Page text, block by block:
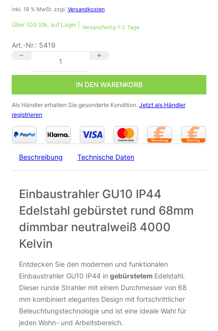
inkl. 19 % MwSt. zzgl.Versandkosten
Über 100 Stk. auf Lager | Versandfertig 1-2 Tage
Art.-Nr.: 5419
Einbaustrahler GU10 IP44 Edelstahl gebürstet rund 68mm
IN DEN WARENKORB
Als Händler erhalten Sie gesonderte Kondition. Jetzt als Händler
registrieren
Beschreibung Technische Daten
Einbaustrahler GU10 IP44
Edelstahl gebürstet rund 68mm
dimmbar neutralweiß 4000
Kelvin
Entdecken Sie den modernen und funktionalen
Einbaustrahler GU10 IP44 in gebürstetem Edelstahl.
Dieser runde Strahler mit einem Durchmesser von 68
mm kombiniert elegantes Design mit fortschrittlicher
Beleuchtungstechnologie und ist eine ideale Wahl für
jeden Wohn- und Arbeitsbereich.